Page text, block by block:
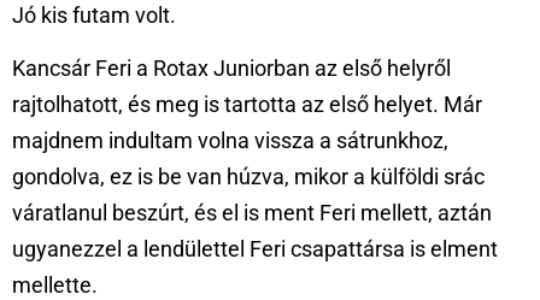
Jó kis futam volt.
Kancsár Feri a Rotax Juniorban az első helyről
rajtolhatott, és meg is tartotta az első helyet. Már
majdnem indultam volna vissza a sátrunkhoz,
gondolva, ez is be van húzva, mikor a külföldi srác
váratlanul beszúrt, és el is ment Feri mellett, aztán
ugyanezzel a lendülettel Feri csapattársa is elment
mellette.